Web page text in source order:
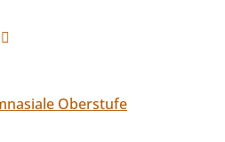
Oberstufe